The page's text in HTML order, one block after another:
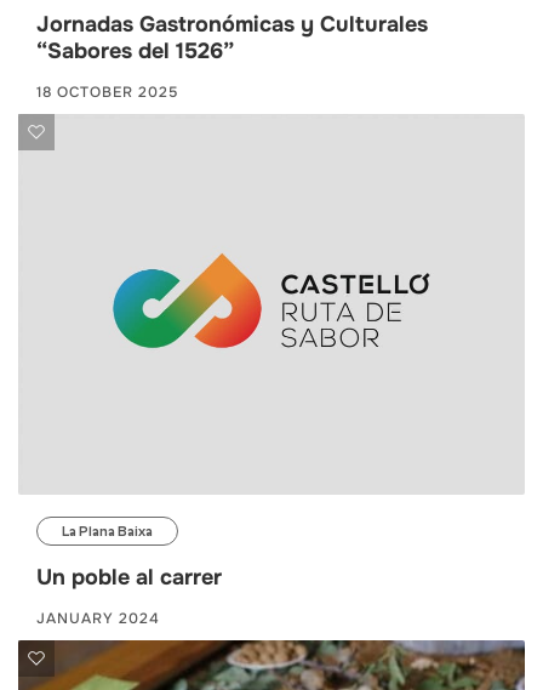
Jornadas Gastronómicas y Culturales
“Sabores del 1526”
18 OCTOBER 2025
La Plana Baixa
Un poble al carrer
JANUARY 2024